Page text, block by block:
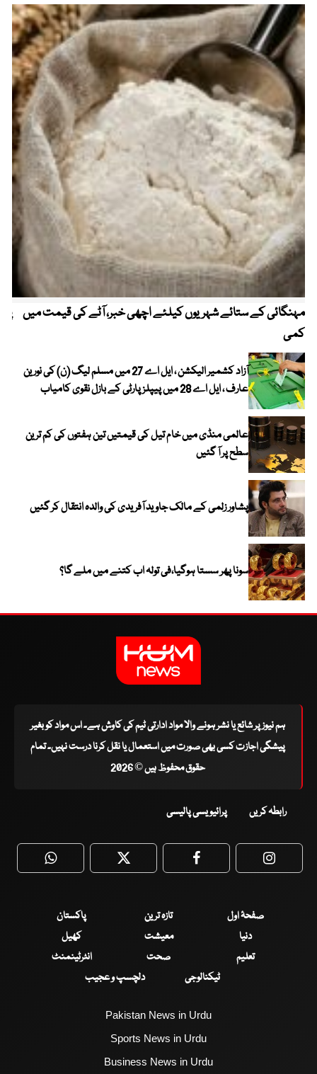
مہنگائی کے ستائے شہریوں کیلئے اچھی خبر، آٹے کی قیمت میں
کمی
آزاد کشمیر الیکشن ، ایل اے 27 میں مسلم لیگ (ن) کی نورین
عارف ، ایل اے 28 میں پیپلز پارٹی کے بازل نقوی کامیاب
عالمی منڈی میں خام تیل کی قیمتیں تین ہفتوں کی کم ترین
سطح پر آ گئیں
پشاور زلمی کے مالک جاوید آفریدی کی والدہ انتقال کر گئیں
سونا پھر سستا ہوگیا،فی تولہ اب کتنے میں ملے گا؟
ہم نیوز پر شائع یا نشر ہونے والا مواد ادارتی ٹیم کی کاوش ہے۔ اس مواد کو بغیر
پیشگی اجازت کسی بھی صورت میں استعمال یا نقل کرنا درست نہیں۔ تمام
حقوق محفوظ ہیں © 2026
رابطہ کریں پرائیویسی پالیسی
WhatsApp Twitter Facebook
صفحۂ اول تازہ ترین
پاکستان
دنیا
معیشت
کھیل
تعلیم
صحت
انٹرٹینمنٹ
ٹیکنالوجی
دلچسپ و عجیب
Pakistan News in Urdu
Sports News in Urdu
Business News in Urdu